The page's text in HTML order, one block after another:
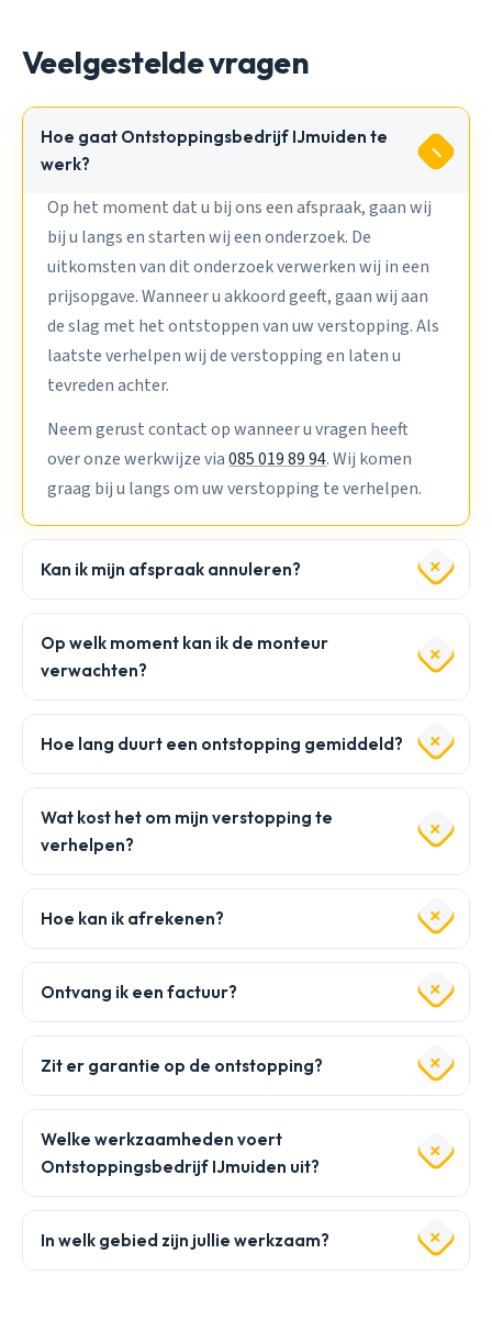
Veelgestelde vragen
Hoe gaat Ontstoppingsbedrijf IJmuiden te
werk?
Op het moment dat u bij ons een afspraak, gaan wij
bij u langs en starten wij een onderzoek. De
uitkomsten van dit onderzoek verwerken wij in een
prijsopgave. Wanneer u akkoord geeft, gaan wij aan
de slag met het ontstoppen van uw verstopping. Als
laatste verhelpen wij de verstopping en laten u
tevreden achter.
Neem gerust contact op wanneer u vragen heeft
over onze werkwijze via085 019 89 94. Wij komen
graag bij u langs om uw verstopping te verhelpen.
Kan ik mijn afspraak annuleren?
Op welk moment kan ik de monteur
verwachten?
Hoe lang duurt een ontstopping gemiddeld?
Wat kost het om mijn verstopping te
verhelpen?
Hoe kan ik afrekenen?
Ontvang ik een factuur?
Zit er garantie op de ontstopping?
Welke werkzaamheden voert
Ontstoppingsbedrijf IJmuiden uit?
In welk gebied zijn jullie werkzaam?